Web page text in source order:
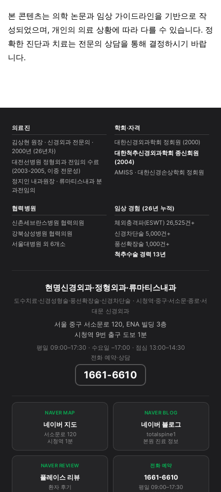
본 콘텐츠는 의학 논문과 임상 가이드라인을 기반으로 작
성되었으며, 개인의 의료 상황에 따라 다를 수 있습니다. 정
확한 진단과 치료는 전문의 상담을 통해 결정하시기 바랍
니다.
의료진
김상현 원장 · 신경외과 전문의 ·
2000년 (26년차)
대전선병원 정형외과 전임의 수료
(2003-2005, 이중 전문성)
정지인 내과원장 · 류마티스내과 분
과전임의
학회·자격
대한신경외과학회 정회원 (2000)
대한척추신경외과학회 종신회원
(2004)
AMISS · 대한신경손상학회 정회원
협력병원
신촌세브란스병원 협력의원
강북삼성병원 협력의원
서울대병원 외 6개소
임상 경험 (26년 누적)
체외충격파(ESWT) 26,525건+
신경차단술 5,000건+
풍선확장술 1,000건+
척추수술 경력 13년
현명신경외과·정형외과·류마티스내과
도수치료·신경성형술·풍선확장술·신경차단술 · 시청역·중구·서소문·종로·서
대문 신경외과
서울 중구 서소문로 120, ENA 빌딩 3층
시청역 9번 출구 도보 1분
평일 09:00–17:30 · 수요일 –17:00 · 점심 13:00–14:30
전화 예약·상담
1661-6610
NAVER MAP
네이버 지도
서소문로 120
시청역 1분
NAVER BLOG
네이버 블로그
totalspine1
본원 진료 정보
NAVER REVIEW
플레이스 리뷰
환자 후기
전화 예약
1661-6610
평일 09:00–17:30